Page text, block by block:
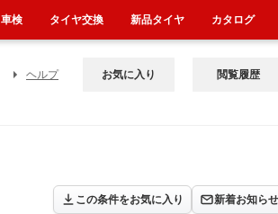
ヘルプ お気に入り 閲覧履歴
この条件をお気に入り 新着お知ら
車検 タイヤ交換 新品タイヤ カタログ